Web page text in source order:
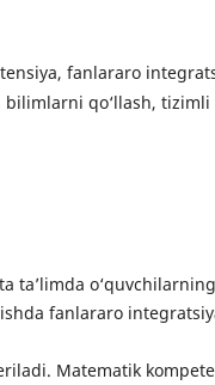
fanlararo
bilimlarni qo‘llash,
ta’limda
fanlararo
Matematik